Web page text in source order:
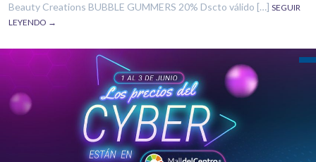
Beauty Creations BUBBLE GUMMERS 20% Dscto válido […] SEGUIR
LEYENDO →